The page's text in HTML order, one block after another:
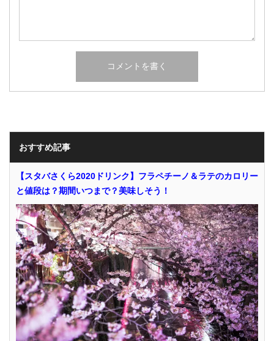
おすすめ記事
【スタバさくら2020ドリンク】フラペチーノ＆ラテのカロリー
と値段は？期間いつまで？美味しそう！